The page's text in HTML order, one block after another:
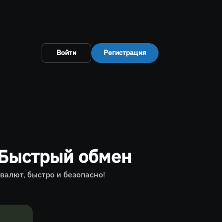
Войти Регистрация
обмен
быстро и безопасно!